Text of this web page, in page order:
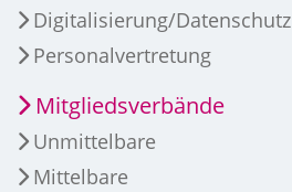
Digitalisierung/Datenschutz
Personalvertretung
Mitgliedsverbände
Unmittelbare
Mittelbare